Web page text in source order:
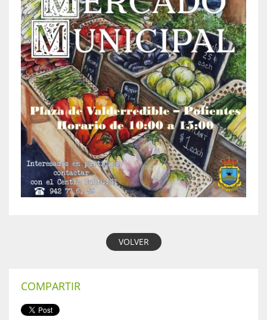
VOLVER
COMPARTIR